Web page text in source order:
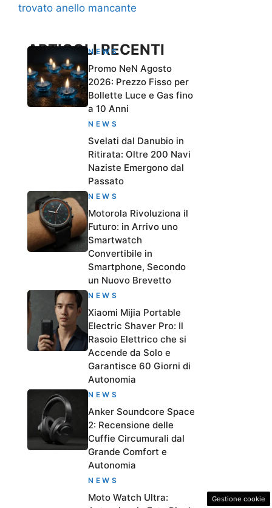
trovato anello mancante
ARTICOLI RECENTI
NEWS
Promo NeN Agosto
2026: Prezzo Fisso per
Bollette Luce e Gas fino
a 10 Anni
NEWS
Svelati dal Danubio in
Ritirata: Oltre 200 Navi
Naziste Emergono dal
Passato
NEWS
Motorola Rivoluziona il
Futuro: in Arrivo uno
Smartwatch
Convertibile in
Smartphone, Secondo
un Nuovo Brevetto
NEWS
Xiaomi Mijia Portable
Electric Shaver Pro: Il
Rasoio Elettrico che si
Accende da Solo e
Garantisce 60 Giorni di
Autonomia
NEWS
Anker Soundcore Space
2: Recensione delle
Cuffie Circumurali dal
Grande Comfort e
Autonomia
NEWS
Moto Watch Ultra:
Gestione cookie